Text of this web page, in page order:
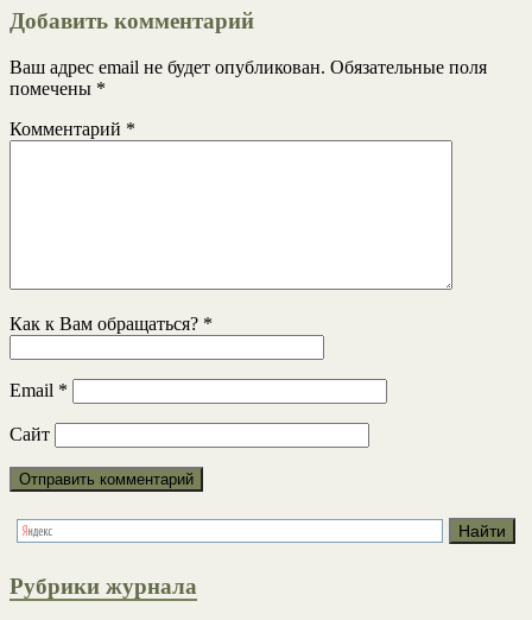
Добавить комментарий
Ваш адрес email не будет опубликован. Обязательные поля
помечены *
Комментарий *
Как к Вам обращаться? *
Email *
Сайт
Рубрики журнала